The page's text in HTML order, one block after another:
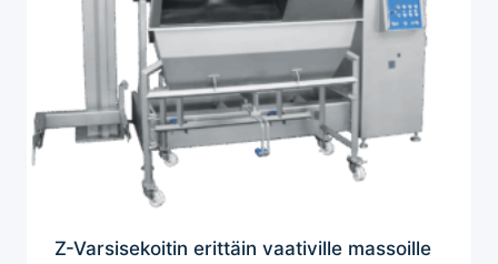
Z-Varsisekoitin erittäin vaativille massoille